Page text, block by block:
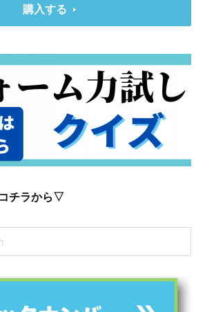
購入する
チラから▽